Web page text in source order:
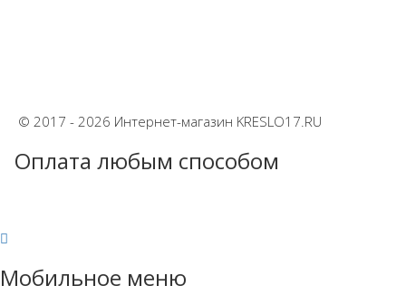
© 2017 - 2026 Интернет-магазин KRESLO17.RU
Оплата любым способом
Мобильное меню